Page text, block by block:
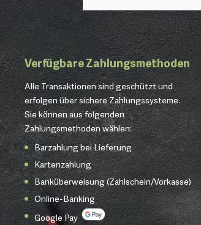
Verfügbare Zahlungsmethoden
Alle Transaktionen sind geschützt und
erfolgen über sichere Zahlungssysteme.
Sie können aus folgenden
Zahlungsmethoden wählen:
Barzahlung bei Lieferung
Kartenzahlung
Banküberweisung (Zahlschein/Vorkasse)
Online-Banking
Google Pay